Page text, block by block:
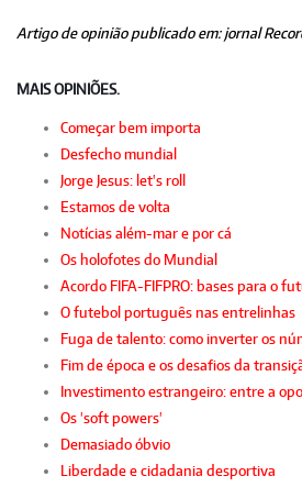
Artigo de opinião publicado em: jornal
MAIS OPINIÕES.
Começar bem importa
Desfecho mundial
Jorge Jesus: let's roll
Estamos de volta
Notícias além-mar e por cá
Os holofotes do Mundial
Acordo FIFA-FIFPRO: bases para o
O futebol português nas entrelinhas
Fuga de talento: como inverter os
Fim de época e os desafios da
Investimento estrangeiro: entre a
Os 'soft powers'
Demasiado óbvio
Liberdade e cidadania desportiva